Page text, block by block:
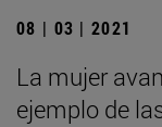
08 | 03 | 2021
La mujer
ejemplo de